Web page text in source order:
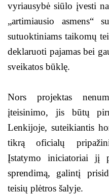
vyriausybė siūlo įvesti
„artimiausio asmens“
sutuoktiniams taikomų
deklaruoti pajamas bei
sveikatos būklę.
Nors projektas
įteisinimo, jis būtų
Lenkijoje, suteikiantis
tikrą oficialų
Įstatymo iniciatoriai jį
sprendimą, galintį
teisių plėtros šalyje.